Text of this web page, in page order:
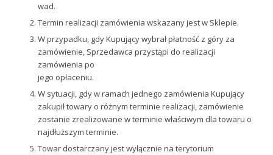
wad.
Termin realizacji zamówienia wskazany jest w Sklepie.
W przypadku, gdy Kupujący wybrał płatność z góry za
zamówienie, Sprzedawca przystąpi do realizacji
zamówienia po
jego opłaceniu.
W sytuacji, gdy w ramach jednego zamówienia Kupujący
zakupił towary o różnym terminie realizacji, zamówienie
zostanie zrealizowane w terminie właściwym dla towaru o
najdłuższym terminie.
Towar dostarczany jest wyłącznie na terytorium